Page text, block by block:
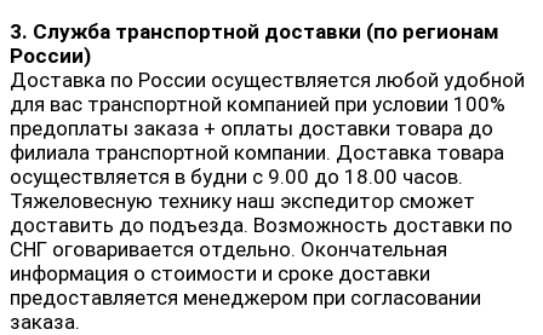
3. Служба транспортной доставки (по регионам
России)
Доставка по России осуществляется любой удобной
для вас транспортной компанией при условии 100%
предоплаты заказа + оплаты доставки товара до
филиала транспортной компании. Доставка товара
осуществляется в будни с 9.00 до 18.00 часов.
Тяжеловесную технику наш экспедитор сможет
доставить до подъезда. Возможность доставки по
СНГ оговаривается отдельно. Окончательная
информация о стоимости и сроке доставки
предоставляется менеджером при согласовании
заказа.